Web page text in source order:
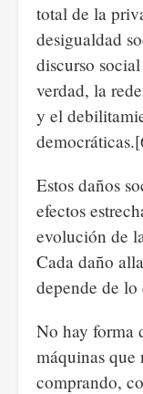
total de la
desigualdad
discurso
verdad, la
y el
Estos daños
efectos
evolución de
Cada daño
depende de lo
No hay forma
máquinas que
comprando,